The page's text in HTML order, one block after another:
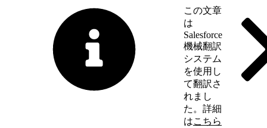
この文章
は
Salesforce
機械翻訳
システム
を使用し
て翻訳さ
れまし
た。詳細
はこちら